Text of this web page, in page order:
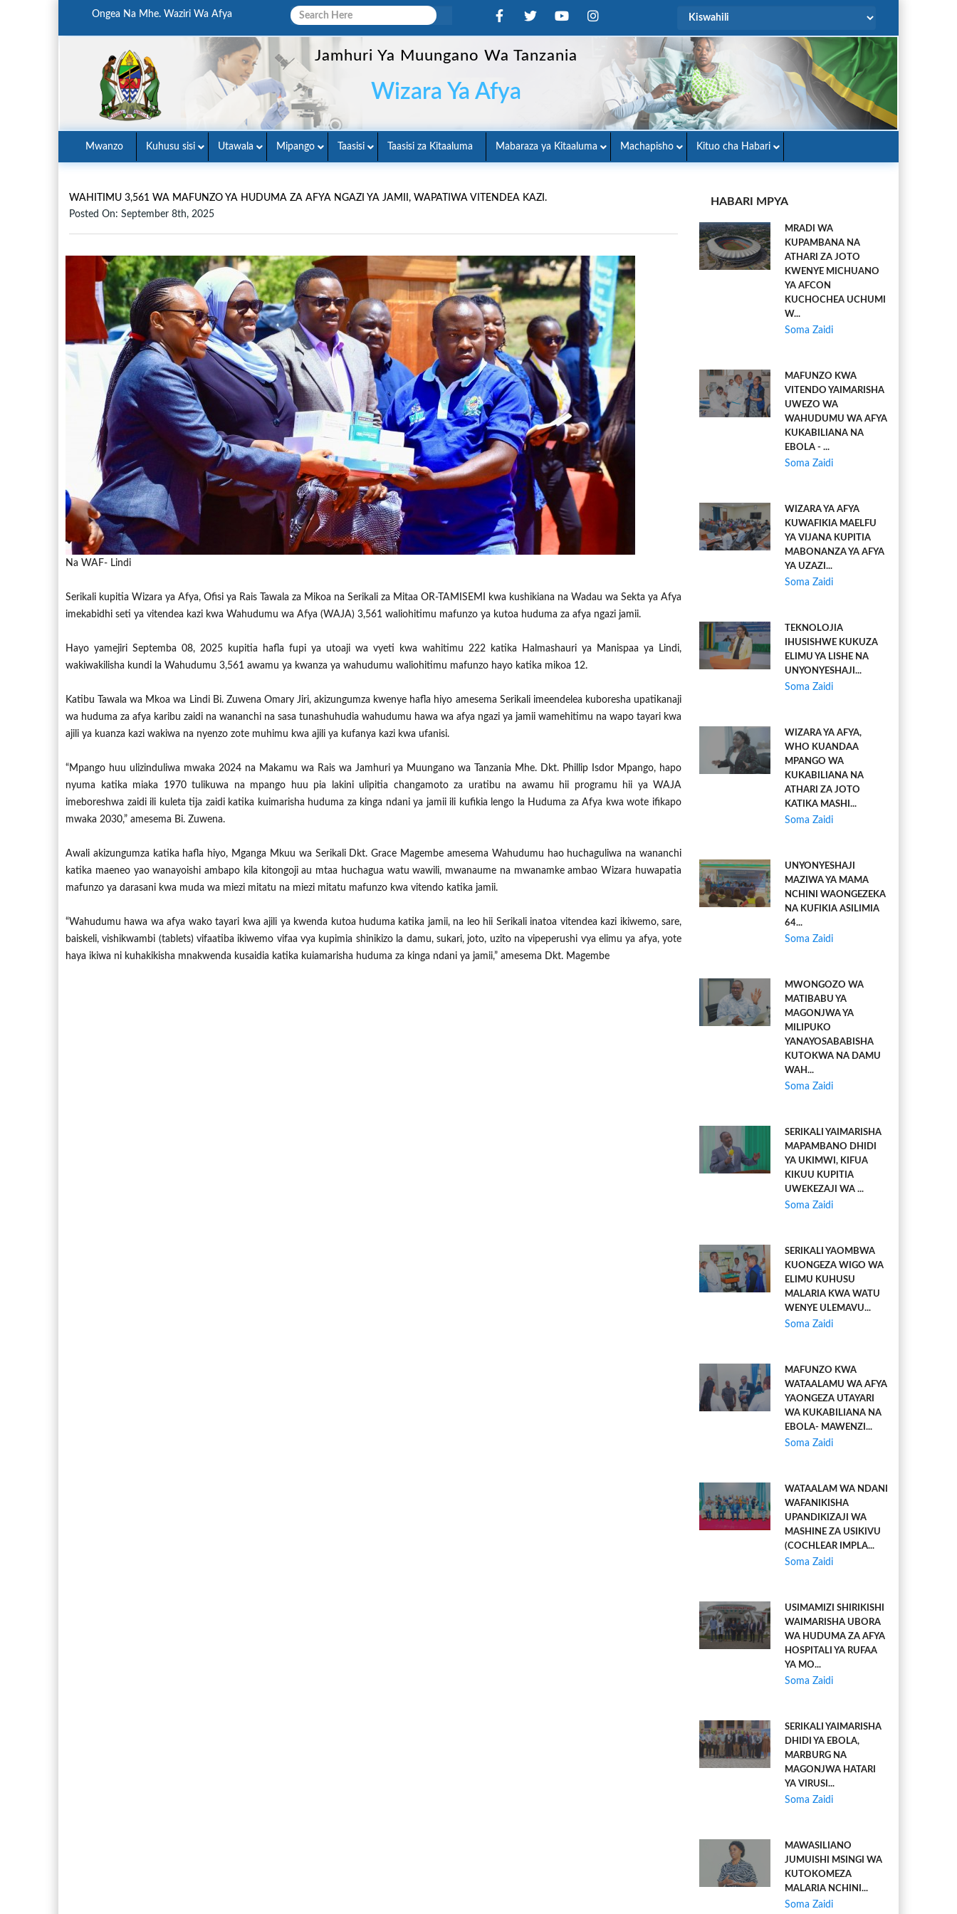
Ongea Na Mhe. Waziri Wa Afya
Jamhuri Ya Muungano Wa Tanzania
Wizara Ya Afya
Mwanzo Kuhusu sisi Utawala Mipango Taasisi Taasisi za Kitaaluma Mabaraza ya Kitaaluma Machapisho Kituo cha Habari
WAHITIMU 3,561 WA MAFUNZO YA HUDUMA ZA AFYA NGAZI YA JAMII, WAPATIWA VITENDEA KAZI.
Posted On: September 8th, 2025
Na WAF- Lindi
Serikali kupitia Wizara ya Afya, Ofisi ya Rais Tawala za Mikoa na Serikali za Mitaa OR-TAMISEMI kwa kushikiana na Wadau wa Sekta ya Afya
imekabidhi seti ya vitendea kazi kwa Wahudumu wa Afya (WAJA) 3,561 waliohitimu mafunzo ya kutoa huduma za afya ngazi jamii.
Hayo yamejiri Septemba 08, 2025 kupitia hafla fupi ya utoaji wa vyeti kwa wahitimu 222 katika Halmashauri ya Manispaa ya Lindi,
wakiwakilisha kundi la Wahudumu 3,561 awamu ya kwanza ya wahudumu waliohitimu mafunzo hayo katika mikoa 12.
Katibu Tawala wa Mkoa wa Lindi Bi. Zuwena Omary Jiri, akizungumza kwenye hafla hiyo amesema Serikali imeendelea kuboresha upatikanaji
wa huduma za afya karibu zaidi na wananchi na sasa tunashuhudia wahudumu hawa wa afya ngazi ya jamii wamehitimu na wapo tayari kwa
ajili ya kuanza kazi wakiwa na nyenzo zote muhimu kwa ajili ya kufanya kazi kwa ufanisi.
“Mpango huu ulizinduliwa mwaka 2024 na Makamu wa Rais wa Jamhuri ya Muungano wa Tanzania Mhe. Dkt. Phillip Isdor Mpango, hapo
nyuma katika miaka 1970 tulikuwa na mpango huu pia lakini ulipitia changamoto za uratibu na awamu hii programu hii ya WAJA
imeboreshwa zaidi ili kuleta tija zaidi katika kuimarisha huduma za kinga ndani ya jamii ili kufikia lengo la Huduma za Afya kwa wote ifikapo
mwaka 2030,” amesema Bi. Zuwena.
Awali akizungumza katika hafla hiyo, Mganga Mkuu wa Serikali Dkt. Grace Magembe amesema Wahudumu hao huchaguliwa na wananchi
katika maeneo yao wanayoishi ambapo kila kitongoji au mtaa huchagua watu wawili, mwanaume na mwanamke ambao Wizara huwapatia
mafunzo ya darasani kwa muda wa miezi mitatu na miezi mitatu mafunzo kwa vitendo katika jamii.
“Wahudumu hawa wa afya wako tayari kwa ajili ya kwenda kutoa huduma katika jamii, na leo hii Serikali inatoa vitendea kazi ikiwemo, sare,
baiskeli, vishikwambi (tablets) vifaatiba ikiwemo vifaa vya kupimia shinikizo la damu, sukari, joto, uzito na vipeperushi vya elimu ya afya, yote
haya ikiwa ni kuhakikisha mnakwenda kusaidia katika kuiamarisha huduma za kinga ndani ya jamii,” amesema Dkt. Magembe
HABARI MPYA
MRADI WA
KUPAMBANA NA
ATHARI ZA JOTO
KWENYE MICHUANO
YA AFCON
KUCHOCHEA UCHUMI
W...
Soma Zaidi
MAFUNZO KWA
VITENDO YAIMARISHA
UWEZO WA
WAHUDUMU WA AFYA
KUKABILIANA NA
EBOLA - ...
Soma Zaidi
WIZARA YA AFYA
KUWAFIKIA MAELFU
YA VIJANA KUPITIA
MABONANZA YA AFYA
YA UZAZI...
Soma Zaidi
TEKNOLOJIA
IHUSISHWE KUKUZA
ELIMU YA LISHE NA
UNYONYESHAJI...
Soma Zaidi
WIZARA YA AFYA,
WHO KUANDAA
MPANGO WA
KUKABILIANA NA
ATHARI ZA JOTO
KATIKA MASHI...
Soma Zaidi
UNYONYESHAJI
MAZIWA YA MAMA
NCHINI WAONGEZEKA
NA KUFIKIA ASILIMIA
64...
Soma Zaidi
MWONGOZO WA
MATIBABU YA
MAGONJWA YA
MILIPUKO
YANAYOSABABISHA
KUTOKWA NA DAMU
WAH...
Soma Zaidi
SERIKALI YAIMARISHA
MAPAMBANO DHIDI
YA UKIMWI, KIFUA
KIKUU KUPITIA
UWEKEZAJI WA ...
Soma Zaidi
SERIKALI YAOMBWA
KUONGEZA WIGO WA
ELIMU KUHUSU
MALARIA KWA WATU
WENYE ULEMAVU...
Soma Zaidi
MAFUNZO KWA
WATAALAMU WA AFYA
YAONGEZA UTAYARI
WA KUKABILIANA NA
EBOLA- MAWENZI...
Soma Zaidi
WATAALAM WA NDANI
WAFANIKISHA
UPANDIKIZAJI WA
MASHINE ZA USIKIVU
(COCHLEAR IMPLA...
Soma Zaidi
USIMAMIZI SHIRIKISHI
WAIMARISHA UBORA
WA HUDUMA ZA AFYA
HOSPITALI YA RUFAA
YA MO...
Soma Zaidi
SERIKALI YAIMARISHA
DHIDI YA EBOLA,
MARBURG NA
MAGONJWA HATARI
YA VIRUSI...
Soma Zaidi
MAWASILIANO
JUMUISHI MSINGI WA
KUTOKOMEZA
MALARIA NCHINI...
Soma Zaidi